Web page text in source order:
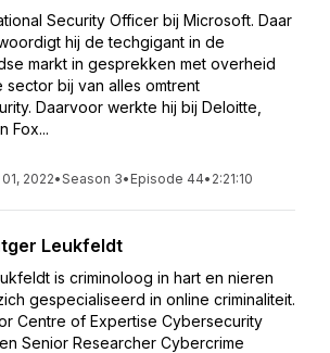
Security Officer bij Microsoft. Daar
hij de techgigant in de
markt in gesprekken met overheid
sector bij van alles omtrent
Daarvoor werkte hij bij Deloitte,
Fox...
2022•Season 3• Episode 44• 2:21:10
Leukfeldt
is criminoloog in hart en nieren
gespecialiseerd in online criminaliteit.
Centre of Expertise Cybersecurity
Senior Researcher Cybercrime